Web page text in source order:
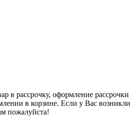
в рассрочку, оформление рассрочки
в корзине. Если у Вас возникли
пожалуйста!